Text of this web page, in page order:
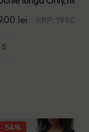
lei RRP: 199.00
S
- 54%